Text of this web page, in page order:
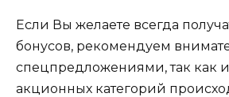
Если Вы желаете всегда
бонусов, рекомендуем
спецпредложениями, так как
акционных категорий